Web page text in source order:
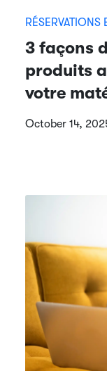
RÉSERVATIONS
3 façons
produits
votre
October 14,